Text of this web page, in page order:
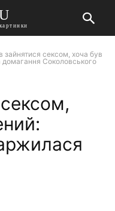
зайнятися сексом, хоча був
Соколовського